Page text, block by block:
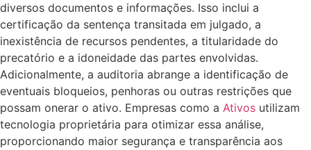
diversos documentos e informações. Isso inclui a
certificação da sentença transitada em julgado, a
inexistência de recursos pendentes, a titularidade do
precatório e a idoneidade das partes envolvidas.
Adicionalmente, a auditoria abrange a identificação de
eventuais bloqueios, penhoras ou outras restrições que
possam onerar o ativo. Empresas como a Ativos utilizam
tecnologia proprietária para otimizar essa análise,
proporcionando maior segurança e transparência aos